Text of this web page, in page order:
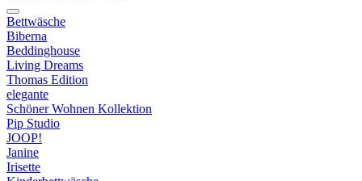
Bettwäsche
Biberna
Beddinghouse
Living Dreams
Thomas Edition
elegante
Schöner Wohnen Kollektion
Pip Studio
JOOP!
Janine
Irisette